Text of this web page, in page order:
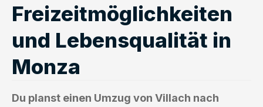
Freizeitmöglichkeiten
und Lebensqualität in
Monza
Du planst einen Umzug von Villach nach